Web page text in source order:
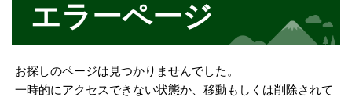
エラーページ
お探しのページは見つかりませんでした。
一時的にアクセスできない状態か、移動もしくは削除されて
移住・定住ガイド
報